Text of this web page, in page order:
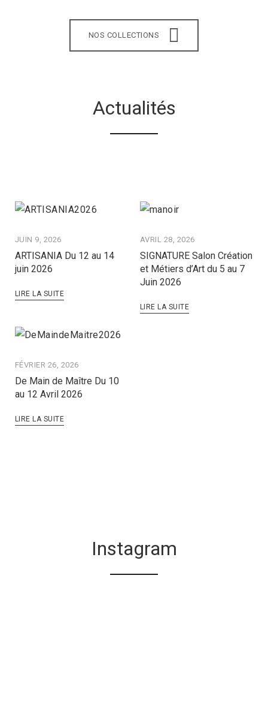
NOS COLLECTIONS
Actualités
JUIN 9, 2026
ARTISANIA Du 12 au 14
juin 2026
LIRE LA SUITE
AVRIL 28, 2026
SIGNATURE Salon Création
et Métiers d’Art du 5 au 7
Juin 2026
LIRE LA SUITE
FÉVRIER 26, 2026
De Main de Maître Du 10
au 12 Avril 2026
LIRE LA SUITE
Instagram